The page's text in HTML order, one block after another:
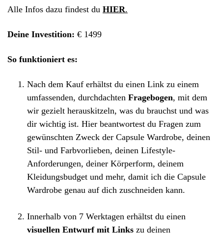
Alle Infos dazu findest du HIER.
Deine Investition: € 1499
So funktioniert es:
Nach dem Kauf erhältst du einen Link zu einem
umfassenden, durchdachten Fragebogen, mit dem
wir gezielt herauskitzeln, was du brauchst und was
dir wichtig ist. Hier beantwortest du Fragen zum
gewünschten Zweck der Capsule Wardrobe, deinen
Stil- und Farbvorlieben, deinen Lifestyle-
Anforderungen, deiner Körperform, deinem
Kleidungsbudget und mehr, damit ich die Capsule
Wardrobe genau auf dich zuschneiden kann.
Innerhalb von 7 Werktagen erhältst du einen
visuellen Entwurf mit Links zu deinen